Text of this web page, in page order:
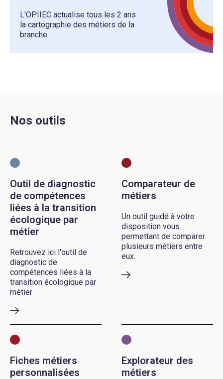
L'OPIIEC actualise tous les 2 ans
la cartographie des métiers de la
branche.
Nos outils
Outil de diagnostic
de compétences
liées à la transition
écologique par
métier
Retrouvez ici l'outil de
diagnostic de
compétences liées à la
transition écologique par
métier
Comparateur de
métiers
Un outil guidé à votre
disposition vous
permettant de comparer
plusieurs métiers entre
eux.
Fiches métiers
personnalisées
Explorateur des
métiers